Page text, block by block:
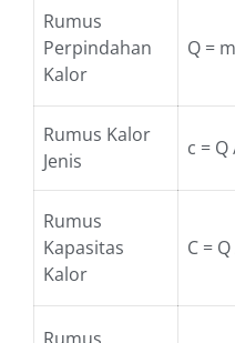
Rumus
Perpindahan
Kalor
Q =
Rumus Kalor
Jenis
c =
Rumus
Kapasitas
Kalor
C =